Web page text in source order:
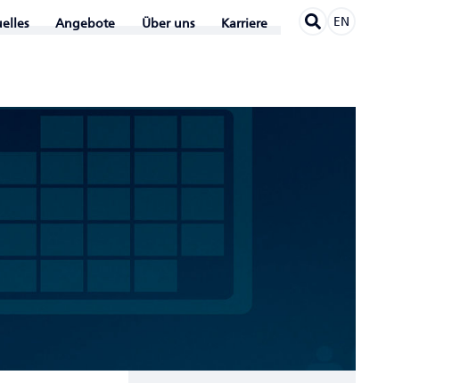
Angebote Über uns Karriere EN